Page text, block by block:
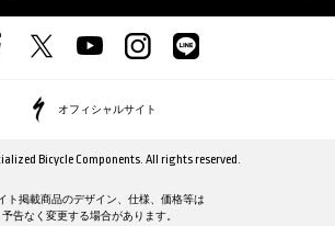
オフィシャルサイト
Bicycle Components. All rights reserved.
ト掲載商品のデザイン、仕様、価格等は
予告なく変更する場合があります。